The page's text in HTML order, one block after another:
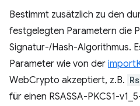
Bestimmt zusätzlich zu den
festgelegten Parametern die
Signatur-/Hash-Algorithmus.
Parameter wie von der
WebCrypto akzeptiert, z.B.
für einen RSASSA-PKCS1-